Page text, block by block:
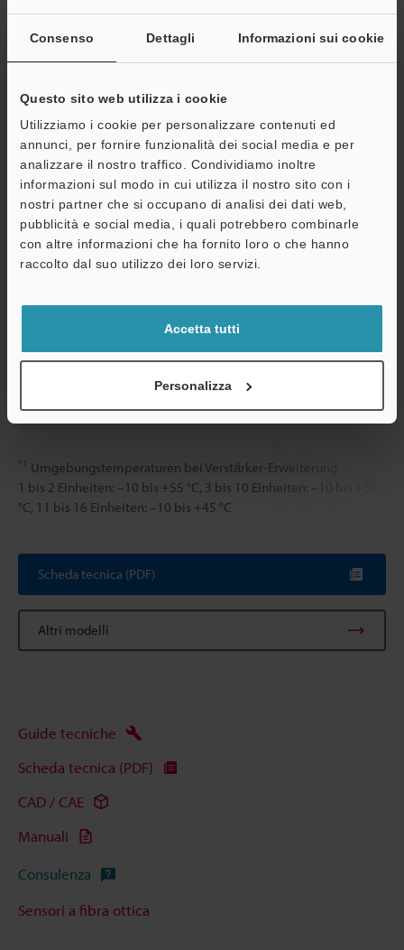
Consenso Dettagli Informazioni sui cookie
Questo sito web utilizza i cookie
Utilizziamo i cookie per personalizzare contenuti ed
annunci, per fornire funzionalità dei social media e per
analizzare il nostro traffico. Condividiamo inoltre
informazioni sul modo in cui utilizza il nostro sito con i
nostri partner che si occupano di analisi dei dati web,
pubblicità e social media, i quali potrebbero combinarle
con altre informazioni che ha fornito loro o che hanno
raccolto dal suo utilizzo dei loro servizi.
Accetta tutti
Personalizza
ambientale
Temperatura ambiente
Umidità relativa
Resistenza a vibrazioni
Resistenza agli urti
Peso
*1 Umgebungstemperaturen bei Verstärker-Erweiterung
1 bis 2 Einheiten: –10 bis +55 °C, 3 bis 10 Einheiten: –10 bis +50
°C, 11 bis 16 Einheiten: –10 bis +45 °C
Scheda tecnica (PDF)
Altri modelli
Guide tecniche
Scheda tecnica (PDF)
CAD / CAE
Manuali
Consulenza
Sensori a fibra ottica
Assistenza